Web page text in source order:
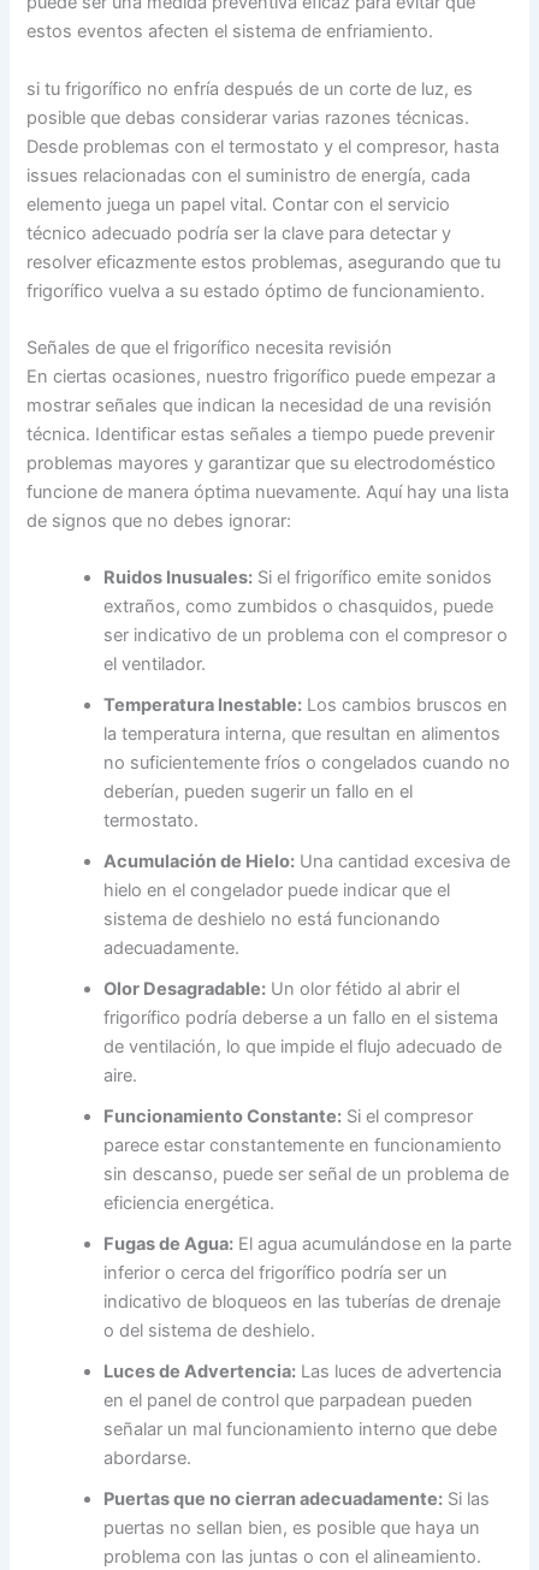
estos eventos afecten el sistema de enfriamiento.
si tu frigorífico no enfría después de un corte de luz, es
posible que debas considerar varias razones técnicas.
Desde problemas con el termostato y el compresor, hasta
issues relacionadas con el suministro de energía, cada
elemento juega un papel vital. Contar con el servicio
técnico adecuado podría ser la clave para detectar y
resolver eficazmente estos problemas, asegurando que tu
frigorífico vuelva a su estado óptimo de funcionamiento.
Señales de que el frigorífico necesita revisión
En ciertas ocasiones, nuestro frigorífico puede empezar a
mostrar señales que indican la necesidad de una revisión
técnica. Identificar estas señales a tiempo puede prevenir
problemas mayores y garantizar que su electrodoméstico
funcione de manera óptima nuevamente. Aquí hay una lista
de signos que no debes ignorar:
Ruidos Inusuales: Si el frigorífico emite sonidos
extraños, como zumbidos o chasquidos, puede
ser indicativo de un problema con el compresor o
el ventilador.
Temperatura Inestable: Los cambios bruscos en
la temperatura interna, que resultan en alimentos
no suficientemente fríos o congelados cuando no
deberían, pueden sugerir un fallo en el
termostato.
Acumulación de Hielo: Una cantidad excesiva de
hielo en el congelador puede indicar que el
sistema de deshielo no está funcionando
adecuadamente.
Olor Desagradable: Un olor fétido al abrir el
frigorífico podría deberse a un fallo en el sistema
de ventilación, lo que impide el flujo adecuado de
aire.
Funcionamiento Constante: Si el compresor
parece estar constantemente en funcionamiento
sin descanso, puede ser señal de un problema de
eficiencia energética.
Fugas de Agua: El agua acumulándose en la parte
inferior o cerca del frigorífico podría ser un
indicativo de bloqueos en las tuberías de drenaje
o del sistema de deshielo.
Luces de Advertencia: Las luces de advertencia
en el panel de control que parpadean pueden
señalar un mal funcionamiento interno que debe
abordarse.
Puertas que no cierran adecuadamente: Si las
puertas no sellan bien, es posible que haya un
problema con las juntas o con el alineamiento.